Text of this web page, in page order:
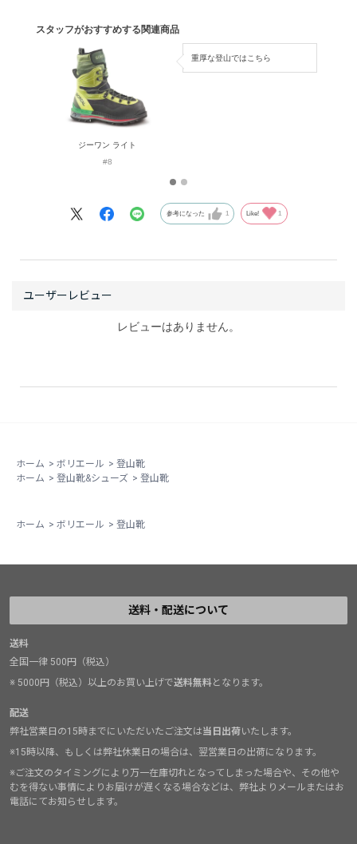
レビューはありません。
スタッフがおすすめする関連商品
ジーワン ライト
#8
重厚な登山ではこちら
アルワはテクニカルなアイス・ミックスクライミングや
寒冷地でのアルパインクライミングのために設計された
靴です。スカルパでいうモンブランプロやファントムテ
ックと同等クラスの靴で、重量は830g前後と厳冬期に対
応する靴としては比較的軽量で、テクニカルなクライミ
ングでもストレスなく使用できます。それでいて、奇抜
上（-15℃の強風下）での行動でも足の冷たさは感じませ
温力に感じます。
足首の柔軟性のバランスもちょうどいいと感じます。ク
ポート性能が損なわれてしまいます。アルワは「バイフ
クの同サイズで感じていた小指の圧迫感がこのアルワで
試してほしいです。ただし、つま先の高さは抑えめにな
最後に、この靴をはじめとするボリエールの登山靴のお
すすめポイントとして、リーズナブルな価格が挙げられ
ランプロは96,250円、ファントムテックは121,000円で
す。圧倒的に安いです。「冬靴欲しいけど最近の靴高す
ぎる……」とお困りのあなた、是非ボリエールをご検討
くださいませ。
参考になった 1 Like! 1
ホーム > ボリエール > 登山靴
ホーム > 登山靴&シューズ > 登山靴
ホーム > ボリエール > 登山靴
送料・配送について
送料
全国一律 500円（税込）
※ 5000円（税込）以上のお買い上げで送料無料となります。
配送
弊社営業日の15時までにいただいたご注文は当日出荷いたします。
※15時以降、もしくは弊社休業日の場合は、翌営業日の出荷になります。
※ご注文のタイミングにより万一在庫切れとなってしまった場合や、その他や
むを得ない事情によりお届けが遅くなる場合などは、弊社よりメールまたはお
電話にてお知らせします。